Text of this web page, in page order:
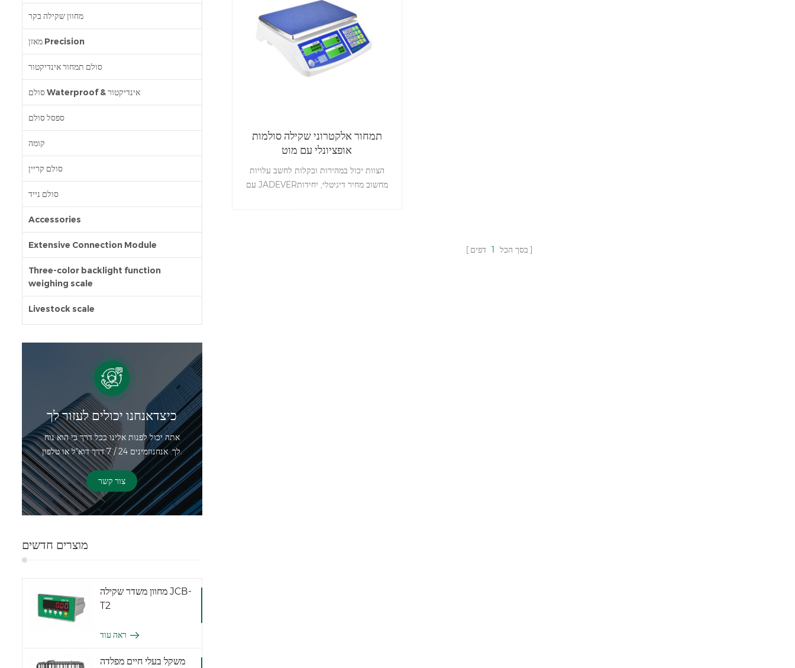
מחוון שקילה בקר
מאזן Precision
סולם תמחור אינדיקטור
סולם Waterproof & אינדיקטור
ספסל סולם
קומה
סולם קריין
סולם נייד
Accessories
Extensive Connection Module
Three-color backlight function
weighing scale
Livestock scale
כיצדאנחנו יכולים לעזור לך
אתה יכול לפנות אלינו בכל דרך כי הוא נוח
לך. אנחנוזמינים 24 / 7 דרך דוא"ל או טלפון.
צור קשר
מוצרים חדשים
מחוון משדר שקילה JCB-
T2
ראה עוד
משקל בעלי חיים מפלדה
תמחור אלקטרוני שקילה סולמות
אופציונלי עם מוט
הצוות יכול במהירות ובקלות לחשב עלויות
עם JADEVERמחשוב מחיר דיגיטלי, יחידות
בסך הכל 1 דפים